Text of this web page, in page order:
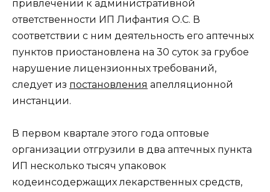
привлечении к административной
ответственности ИП Лифантия О.С. В
соответствии с ним деятельность его аптечных
пунктов приостановлена на 30 суток за грубое
нарушение лицензионных требований,
следует из постановления апелляционной
инстанции.
В первом квартале этого года оптовые
организации отгрузили в два аптечных пункта
ИП несколько тысяч упаковок
кодеинсодержащих лекарственных средств,